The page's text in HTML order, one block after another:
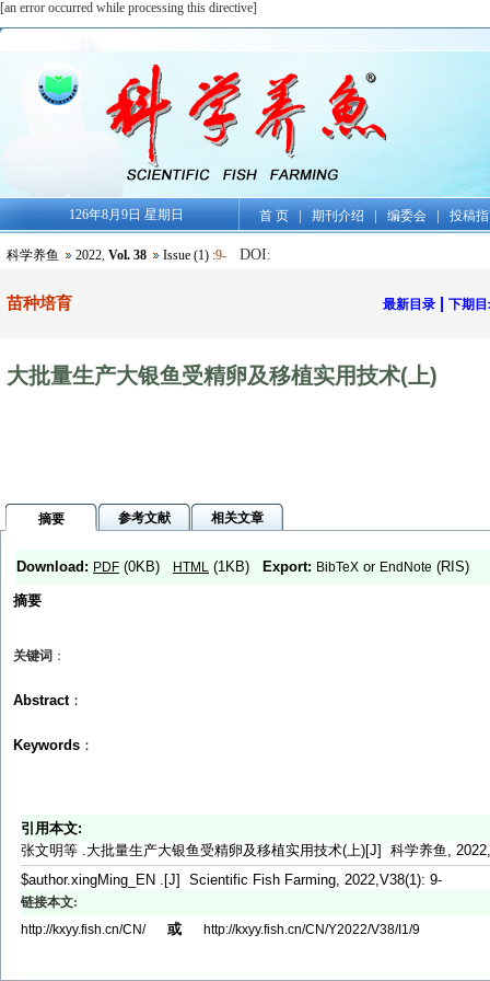
[an error occurred while processing this directive]
126年8月9日 星期日 首 页| 期刊介绍 | 编委会 | 投稿
科学养鱼 2022, Vol. 38 Issue (1) :9- DOI:
苗种培育 最新目录 | 下期
大批量生产大银鱼受精卵及移植实用技术(上)
摘要 参考文献 相关文章
Download: PDF (0KB) HTML (1KB) Export: BibTeX or EndNote (RIS)
摘要
关键词 ：
Abstract：
Keywords ：
引用本文:
张文明等 .大批量生产大银鱼受精卵及移植实用技术(上)[J] 科学养鱼,
$author.xingMing_EN .[J] Scientific Fish Farming, 2022,V38(1): 9-
链接本文:
http://kxyy.fish.cn/CN/
或 http://kxyy.fish.cn/CN/Y2022/V38/I1/9